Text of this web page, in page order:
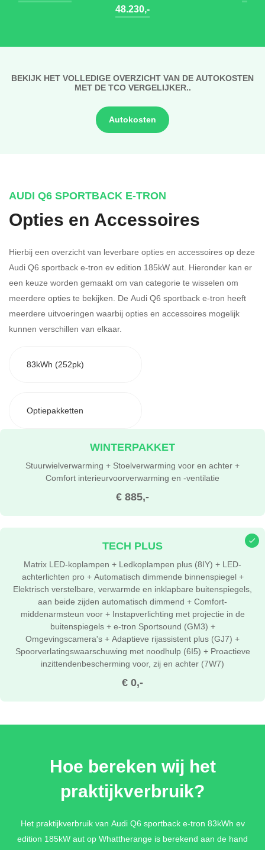
48.230,-
BEKIJK HET VOLLEDIGE OVERZICHT VAN DE AUTOKOSTEN
MET DE TCO VERGELIJKER..
Autokosten
AUDI Q6 SPORTBACK E-TRON
Opties en Accessoires
Hierbij een overzicht van leverbare opties en accessoires op deze
Audi Q6 sportback e-tron ev edition 185kW aut. Hieronder kan er
een keuze worden gemaakt om van categorie te wisselen om
meerdere opties te bekijken. De Audi Q6 sportback e-tron heeft
meerdere uitvoeringen waarbij opties en accessoires mogelijk
kunnen verschillen van elkaar.
83kWh (252pk)
Optiepakketten
€ 885,-
WINTERPAKKET
Stuurwielverwarming + Stoelverwarming voor en achter +
Comfort interieurvoorverwarming en -ventilatie
€ 0,-
TECH PLUS
Matrix LED-koplampen + Ledkoplampen plus (8IY) + LED-
achterlichten pro + Automatisch dimmende binnenspiegel +
Elektrisch verstelbare, verwarmde en inklapbare buitenspiegels,
aan beide zijden automatisch dimmend + Comfort-
middenarmsteun voor + Instapverlichting met projectie in de
buitenspiegels + e-tron Sportsound (GM3) +
Omgevingscamera's + Adaptieve rijassistent plus (GJ7) +
Spoorverlatingswaarschuwing met noodhulp (6I5) + Proactieve
inzittendenbescherming voor, zij en achter (7W7)
Hoe bereken wij het
praktijkverbruik?
Het praktijkverbruik van Audi Q6 sportback e-tron 83kWh ev
edition 185kW aut op Whattherange is berekend aan de hand